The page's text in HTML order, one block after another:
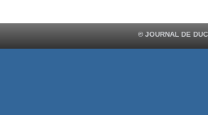
© JOURNAL DE